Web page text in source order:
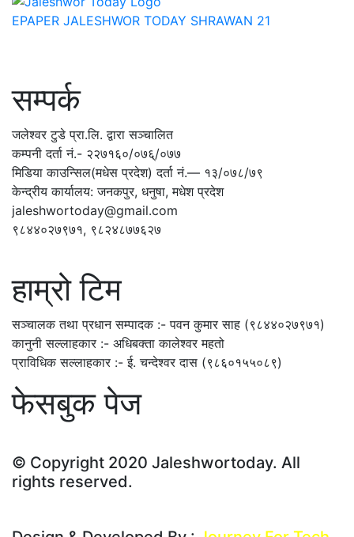
EPAPER JALESHWOR TODAY SHRAWAN 21
सम्पर्क
जलेश्वर टुडे प्रा.लि. द्वारा सञ्चालित
कम्पनी दर्ता नं.- २२७१६०/०७६्/०७७
मिडिया काउन्सिल(मधेस प्रदेश) दर्ता नं.— १३/०७८/७९
केन्द्रीय कार्यालय: जनकपुर, धनुषा, मधेश प्रदेश
jaleshwortoday@gmail.com
९८४४०२७९७१, ९८२४८७७६२७
हाम्रो टिम
सञ्चालक तथा प्रधान सम्पादक :- पवन कुमार साह (९८४४०२७९७१)
कानुनी सल्लाहकार :- अधिबक्ता कालेश्वर महतो
प्राविधिक सल्लाहकार :- ई. चन्देश्वर दास (९८६०१५५०८९)
फेसबुक पेज
© Copyright 2020 Jaleshwortoday. All
rights reserved.